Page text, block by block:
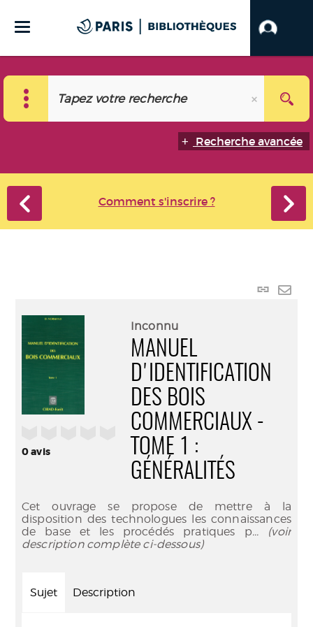
Recherche avancée
Comment s'inscrire ?
Lien
0avis
Inconnu
MANUEL
D'IDENTIFICATION
DES BOIS
COMMERCIAUX -
TOME 1 :
GÉNÉRALITÉS
Cet ouvrage se propose de mettre à la
disposition des technologues les connaissances
de base et les procédés pratiques p... (voir
description complète ci-dessous)
Sujet Description